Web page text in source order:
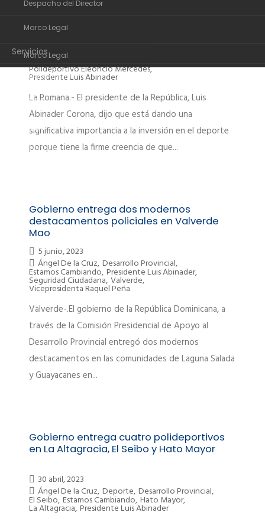
Organigrama
Despacho del Director
Marco Legal
Servicios
Transparencia
Noticias
Comunidad de ayuda
Despacho del Director
Marco Legal
Servicios
Transparencia
Noticias
Comunidad de ayuda
Contactos
polideportivo Eleoncio Mercedes en La
Romana
Ángel De la Cruz
Estamos Cambiando
Polideportivo Eleoncio Mercedes,
Presidente Luis Abinader
La Romana.- El presidente de la República, Luis
Abinader Corona, dijo que está dando una
significativa importancia a la inversión en el deporte
porque tiene la firme creencia de que...
Gobierno entrega dos modernos
destacamentos policiales en Valverde
Mao
5 junio, 2023
Ángel De la Cruz, Desarrollo Provincial,
Estamos Cambiando, Presidente Luis Abinader,
Seguridad Ciudadana, Valverde,
Vicepresidenta Raquel Peña
Valverde-.El gobierno de la República Dominicana, a
través de la Comisión Presidencial de Apoyo al
Desarrollo Provincial entregó dos modernos
destacamentos en las comunidades de Laguna Salada
y Guayacanes en...
Gobierno entrega cuatro polideportivos
en La Altagracia, El Seibo y Hato Mayor
30 abril, 2023
Ángel De la Cruz, Deporte, Desarrollo Provincial,
El Seibo, Estamos Cambiando, Hato Mayor,
La Altagracia, Presidente Luis Abinader